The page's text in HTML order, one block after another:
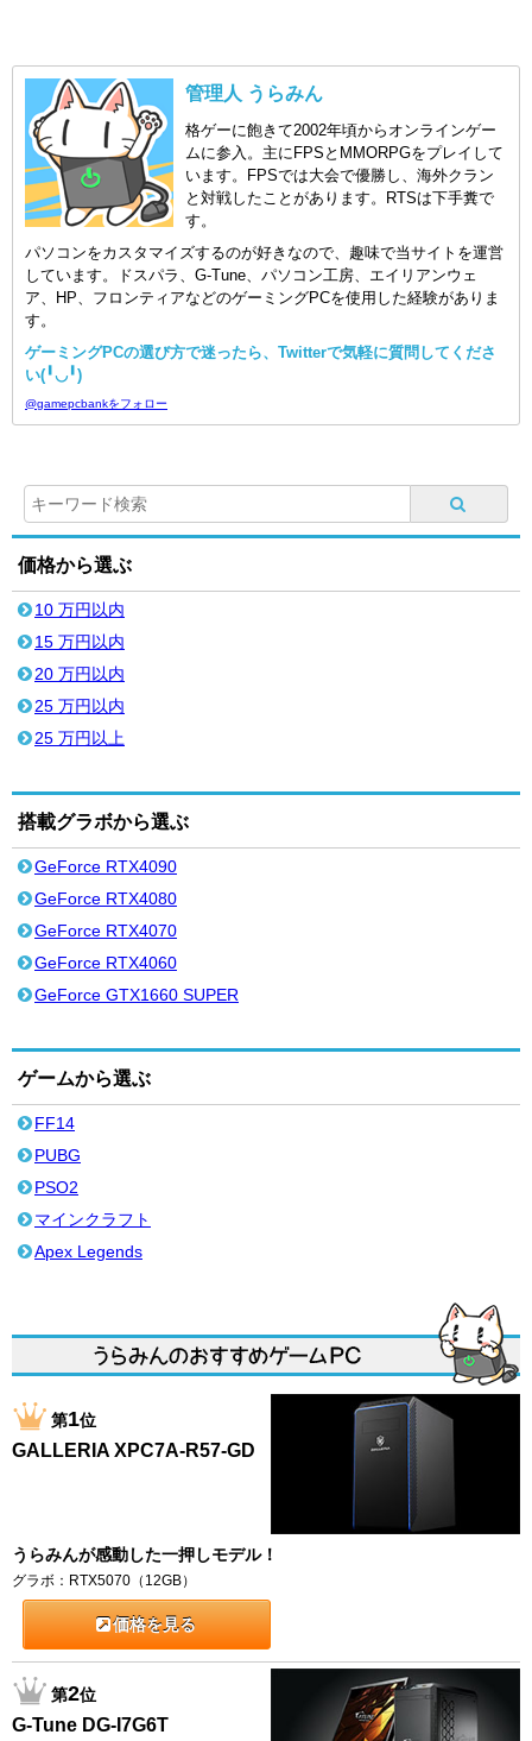
管理人 うらみん
格ゲーに飽きて2002年頃からオンラインゲー
ムに参入。主にFPSとMMORPGをプレイして
います。FPSでは大会で優勝し、海外クラン
と対戦したことがあります。RTSは下手糞で
す。
パソコンをカスタマイズするのが好きなので、趣味で当サイトを運営
しています。ドスパラ、G-Tune、パソコン工房、エイリアンウェ
ア、HP、フロンティアなどのゲーミングPCを使用した経験がありま
す。
ゲーミングPCの選び方で迷ったら、Twitterで気軽に質問してくださ
い(╹◡╹)
@gamepcbankをフォロー
価格から選ぶ
10 万円以内
15 万円以内
20 万円以内
25 万円以内
25 万円以上
搭載グラボから選ぶ
GeForce RTX4090
GeForce RTX4080
GeForce RTX4070
GeForce RTX4060
GeForce GTX1660 SUPER
ゲームから選ぶ
FF14
PUBG
PSO2
マインクラフト
Apex Legends
第1位
GALLERIA XPC7A-R57-GD
うらみんが感動した一押しモデル！
グラボ：RTX5070（12GB）
価格を見る
第2位
G-Tune DG-I7G6T